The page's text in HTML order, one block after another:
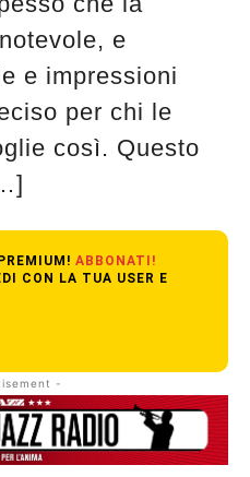
e
e impressioni
per chi le
così. Questo
ABBONATI!
CON LA TUA USER E
-